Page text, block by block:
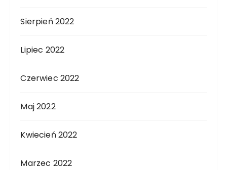
Sierpień 2022
Lipiec 2022
Czerwiec 2022
Maj 2022
Kwiecień 2022
Marzec 2022